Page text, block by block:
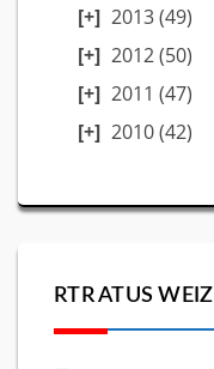
2013(49)
2012(50)
2011 (47)
2010(42)
RTR ATUS